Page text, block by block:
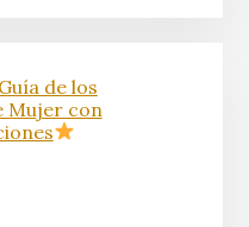
de los
Mujer con